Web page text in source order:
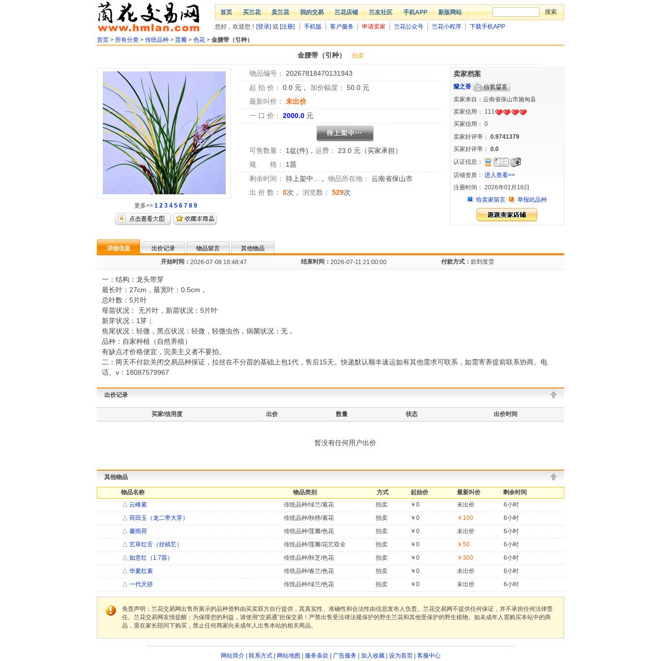
首页 买兰花 卖兰花 我的交易 兰花店铺 兰友社区 手机APP 新版网站
您好，欢迎您！ [登录] 或 [注册] 手机版 客户服务 申请卖家 兰花公众号 兰花小程序
下载手机APP
首页 > 所有分类 > 传统品种 > 莲瓣 > 色花 > 金腰带（引种）
金腰带（引种） 拍卖
更多>> 1 2 3 4 5 6 7 8 9
物品编号：
20267818470131943
起 拍 价：
0.0 元， 加价幅度： 50.0 元
最新叫价：
未出价
一 口 价：
2000.0 元
可售数量： 1盆(件) ， 运费：
23.0 元（买家承担）
规 格：
1苗
剩余时间：
待上架中... ， 物品所在地：
云南省保山市
出 价 数：
0次， 浏览数： 529次
卖家档案
籣之香
卖家来自：云南省保山市施甸县
卖家信用： 111
买家信用： 0
卖家好评率： 0.9741379
买家好评率： 0.0
认证信息：
店铺资质： 进入查看>>
注册时间： 2026年01月16日
给卖家留言
举报此品种
详细信息 出价记录 物品留言
其他物品
开始时间： 2026-07-08 18:48:47 结束时间： 2026-07-11 21:00:00 付款方式： 款到发货
一：结构：龙头带芽
最长叶：27cm，最宽叶：0.5cm，
总叶数：5片叶
母苗状况： 无片叶，新苗状况：5片叶
新芽状况：1芽；
焦尾状况：轻微，黑点状况：轻微，轻微虫伤，病菌状况：无，
品种：自家种植（自然养殖）
有缺点才价格便宜，完美主义者不要拍。
二：两天不付款关闭交易品种保证，拉丝在不分苗的基础上包1代，售后15天。快递默认顺丰速运如有其他需求可联系，如需寄养提前联系协商。电
话、v：18087579967
出价记录
买家/信用度 出价 数量 状态 出价时间
暂没有任何用户出价
其他物品
物品名称 物品类别 方式 起始价 最新叫价
剩余时间
△ 云峰素 传统品种/绿兰/素花 拍卖 ￥0 未出价
6小时
△ 荷田玉（龙二带大芽） 传统品种/秋榜/素花 拍卖 ￥0 ￥100
6小时
△ 馨雨荷 传统品种/莲瓣/色花 拍卖 ￥0 未出价
6小时
△ 艺草红舌（丝稿艺） 传统品种/莲瓣/花艺双全 拍卖 ￥0 ￥50
6小时
△ 如意红（1.7苗） 传统品种/秋芝/色花 拍卖 ￥0 ￥300
6小时
△ 华夏红素 传统品种/春兰/色花 拍卖 ￥0 未出价
6小时
△ 一代天骄 传统品种/绿兰/色花 拍卖 ￥0 未出价 6小时
免责声明：兰花交易网出售所展示的品种资料由买卖双方自行提供，其真实性、准确性和合法性由信息发布人负责。兰花交易网不提供任何保证，并不承担任何法律责
任。兰花交易网友情提醒：为保障您的利益，请使用“交易通”担保交易！严禁出售受法律法规保护的野生兰花和其他受保护的野生植物。如未成年人需购买本站中的商
品，需在家长陪同下购买，禁止任何商家向未成年人出售本站的相关商品。
网站简介| 联系方式| 网站地图 服务条款 广告服务| 加入收藏| 设为首页| 客服中心